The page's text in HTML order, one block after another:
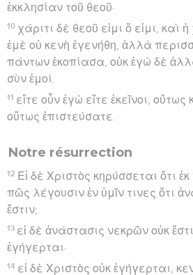
ἐκκλησίαν τοῦ θεοῦ·
10 χάριτι δὲ θεοῦ εἰμι ὅ εἰμι, καὶ
ἐμὲ οὐ κενὴ ἐγενήθη, ἀλλὰ
πάντων ἐκοπίασα, οὐκ ἐγὼ δὲ
σὺν ἐμοί.
11 εἴτε οὖν ἐγὼ εἴτε ἐκεῖνοι,
οὕτως ἐπιστεύσατε.
Notre résurrection
12 Εἰ δὲ Χριστὸς κηρύσσεται ὅτι
πῶς λέγουσιν ἐν ὑμῖν τινες ὅτι
ἔστιν;
13 εἰ δὲ ἀνάστασις νεκρῶν οὐκ
ἐγήγερται·
14 εἰ δὲ Χριστὸς οὐκ ἐγήγερται,